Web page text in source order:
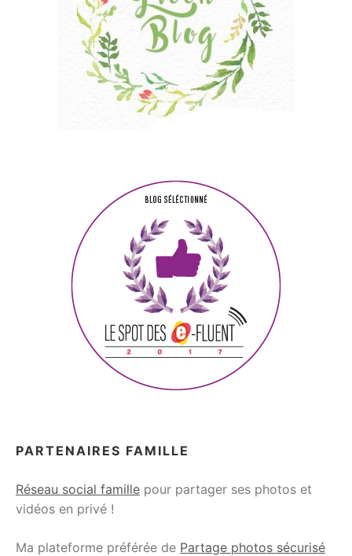
PARTENAIRES FAMILLE
Réseau social famille pour partager ses photos et
vidéos en privé !
Ma plateforme préférée de Partage photos sécurisé